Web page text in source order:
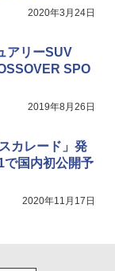
2020年3月24日
アリーSUV
SPO
2019年8月26日
カレード」発
で国内初公開予
2020年11月17日